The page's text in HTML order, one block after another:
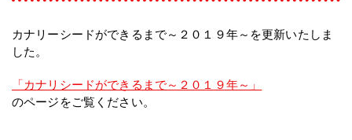
カナリーシードができるまで～２０１９年～を更新いたしま
した。
「カナリシードができるまで～２０１９年～」
のページをご覧ください。